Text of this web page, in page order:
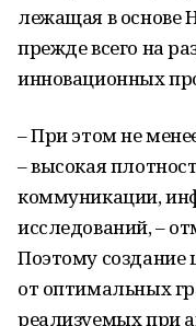
лежащая в основе
прежде всего на
инновационных
– При этом не
– высокая
коммуникации,
исследований, –
Поэтому создание
от оптимальных
реализуемых при